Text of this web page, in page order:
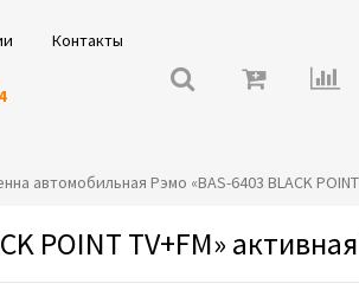
Контакты
автомобильная Рэмо «BAS-6403 BLACK
POINT TV+FM»